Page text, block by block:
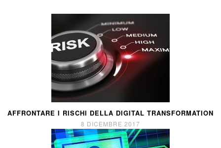
AFFRONTARE I RISCHI DELLA DIGITAL TRANSFORMATION
8 DICEMBRE 2017